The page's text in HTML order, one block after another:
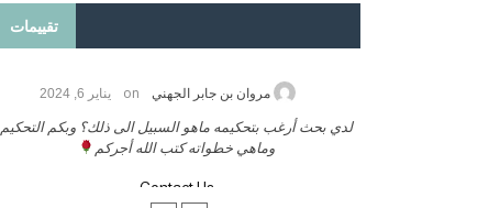
تقييمات
مروان بن جابر الجهني on يناير 6, 2024
لدي بحث أرغب بتحكيمه ماهو السبيل الى ذلك؟ وبكم التحكيم
وماهي خطواته كتب الله أجركم
Contact Us